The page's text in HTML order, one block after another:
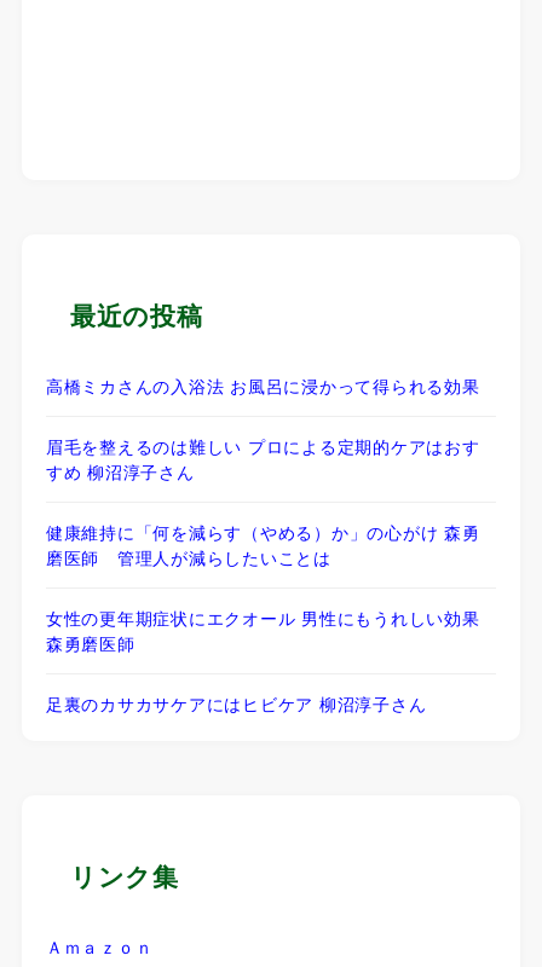
最近の投稿
高橋ミカさんの入浴法 お風呂に浸かって得られる効果
眉毛を整えるのは難しい プロによる定期的ケアはおす
すめ 柳沼淳子さん
健康維持に「何を減らす（やめる）か」の心がけ 森勇
磨医師 管理人が減らしたいことは
女性の更年期症状にエクオール 男性にもうれしい効果
森勇磨医師
足裏のカサカサケアにはヒビケア 柳沼淳子さん
リンク集
Ａｍａｚｏｎ